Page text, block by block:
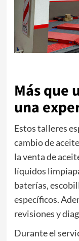
Más que
una
Estos talleres
cambio de
la venta de
líquidos
baterías,
específicos.
revisiones y
Durante el